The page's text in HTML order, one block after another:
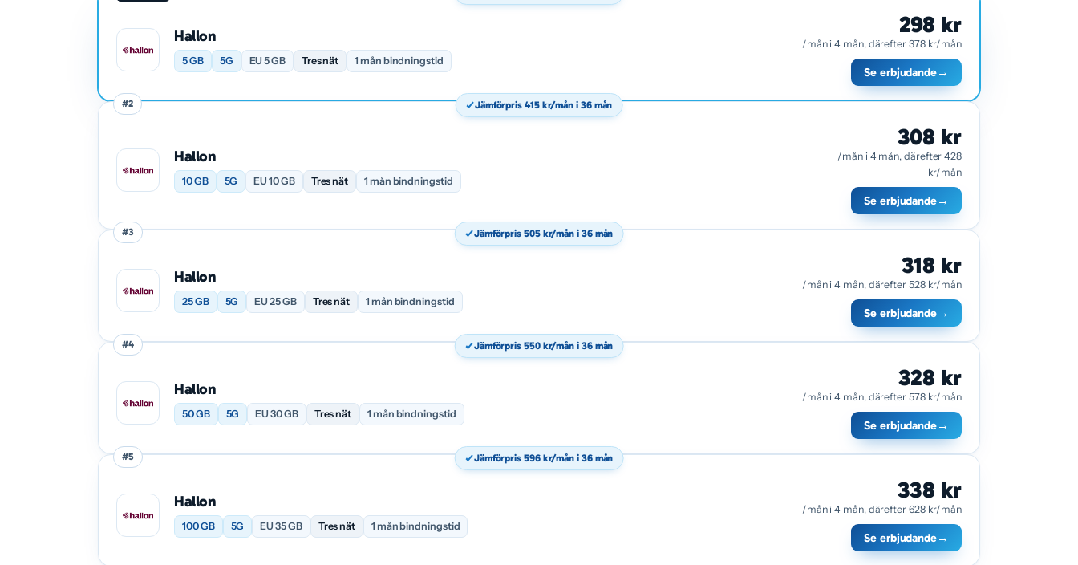
Hallon
5 GB 5G EU 5 GB Tres nät 1 mån bindningstid
298 kr
/mån i 4 mån, därefter 378 kr/mån
Se erbjudande→
#2
Hallon
10 GB 5G EU 10 GB Tres nät 1 mån bindningstid
Jämförpris 415 kr/mån i 36 mån
308 kr
/mån i 4 mån, därefter 428
kr/mån
Se erbjudande→
#3
Hallon
25 GB 5G EU 25 GB Tres nät 1 mån bindningstid
Jämförpris 505 kr/mån i 36 mån
318 kr
/mån i 4 mån, därefter 528 kr/mån
Se erbjudande→
#4
Hallon
50 GB 5G EU 30 GB Tres nät 1 mån bindningstid
Jämförpris 550 kr/mån i 36 mån
328 kr
/mån i 4 mån, därefter 578 kr/mån
Se erbjudande→
#5
Hallon
100 GB 5G EU 35 GB Tres nät 1 mån bindningstid
Jämförpris 596 kr/mån i 36 mån
338 kr
/mån i 4 mån, därefter 628 kr/mån
Se erbjudande→